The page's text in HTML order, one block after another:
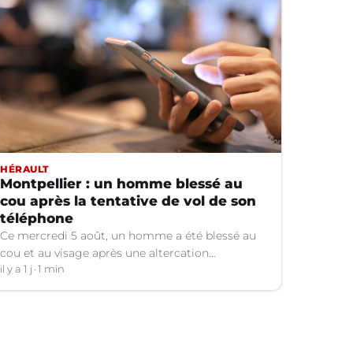
HÉRAULT
Montpellier : un homme blessé au
cou après la tentative de vol de son
téléphone
Ce mercredi 5 août, un homme a été blessé au
cou et au visage après une altercation
concernant un téléphone portable à Montpellier
(Hérault).
il y a 1 j 1 min